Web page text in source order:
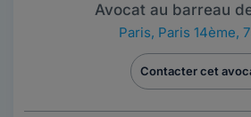
Avocat au barreau
Paris, Paris 14ème,
Contacter cet